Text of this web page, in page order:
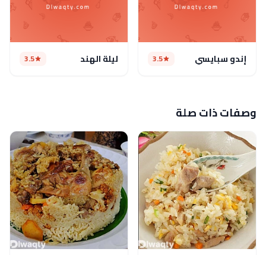
إندو سبايسي 3.5 ليلة الهند 3.5
وصفات ذات صلة